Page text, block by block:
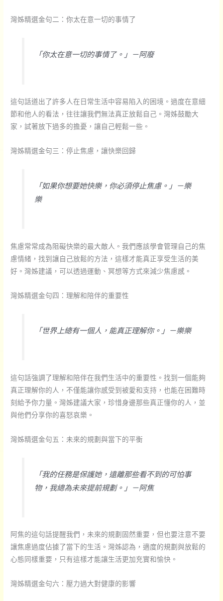
灣姊精選金句二：你太在意一切的事情了
「你太在意一切的事情了。」－阿廢
這句話道出了許多人在日常生活中容易陷入的困境。過度在意細
節和他人的看法，往往讓我們無法真正放鬆自己。灣姊鼓勵大
家，試著放下過多的擔憂，讓自己輕鬆一些。
灣姊精選金句三：停止焦慮，讓快樂回歸
「如果你想要她快樂，你必須停止焦慮。」－樂
樂
焦慮常常成為阻礙快樂的最大敵人。我們應該學會管理自己的焦
慮情緒，找到讓自己放鬆的方法，這樣才能真正享受生活的美
好。灣姊建議，可以透過運動、冥想等方式來減少焦慮感。
灣姊精選金句四：理解和陪伴的重要性
「世界上總有一個人，能真正理解你。」－樂樂
這句話強調了理解和陪伴在我們生活中的重要性。找到一個能夠
真正理解你的人，不僅能讓你感受到被愛和支持，也能在困難時
刻給予你力量。灣姊建議大家，珍惜身邊那些真正懂你的人，並
與他們分享你的喜怒哀樂。
灣姊精選金句五：未來的規劃與當下的平衡
「我的任務是保護她，遠離那些看不到的可怕事
物，我總為未來提前規劃。」－阿焦
阿焦的這句話提醒我們，未來的規劃固然重要，但也要注意不要
讓焦慮過度佔據了當下的生活。灣姊認為，適度的規劃與放鬆的
心態同樣重要，只有這樣才能讓生活更加充實和愉快。
灣姊精選金句六：壓力過大對健康的影響